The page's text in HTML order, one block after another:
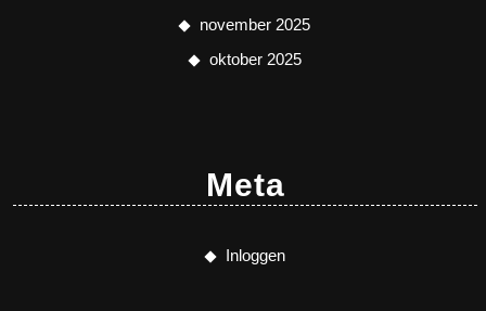
november 2025
oktober 2025
Meta
Inloggen